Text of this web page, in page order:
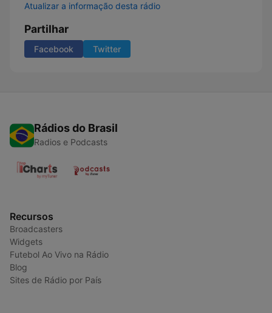
Atualizar a informação desta rádio
Partilhar
Facebook Twitter
Rádios do Brasil
Radios e Podcasts
Recursos
Broadcasters
Widgets
Futebol Ao Vivo na Rádio
Blog
Sites de Rádio por País